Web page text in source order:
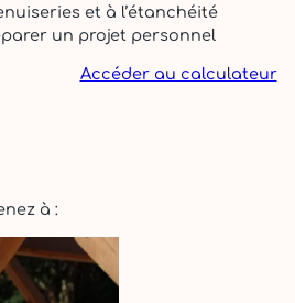
et à l’étanchéité
un projet personnel
Accéder au calculateur
à :